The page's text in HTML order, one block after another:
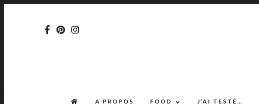
A PROPOS FOOD J’AI TESTÉ…